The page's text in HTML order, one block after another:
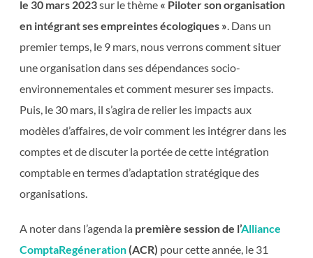
le 30 mars 2023sur le thème « Piloter son organisation
en intégrant ses empreintes écologiques ». Dans un
premier temps, le 9 mars, nous verrons comment situer
une organisation dans ses dépendances socio-
environnementales et comment mesurer ses impacts.
Puis, le 30 mars, il s’agira de relier les impacts aux
modèles d’affaires, de voir comment les intégrer dans les
comptes et de discuter la portée de cette intégration
comptable en termes d’adaptation stratégique des
organisations.
A noter dans l’agenda la première session de l’Alliance
ComptaRegéneration(ACR) pour cette année, le 31